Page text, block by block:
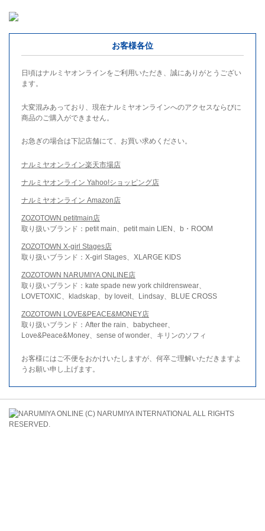
お客様各位
日頃はナルミヤオンラインをご利用いただき、誠にありがとうござい
ます。
大変混みあっており、現在ナルミヤオンラインへのアクセスならびに
商品のご購入ができません。
お急ぎの場合は下記店舗にて、お買い求めください。
ナルミヤオンライン楽天市場店
ナルミヤオンライン Yahoo!ショッピング店
ナルミヤオンライン Amazon店
ZOZOTOWN petitmain店
取り扱いブランド：petit main、petit main LIEN、b・ROOM
ZOZOTOWN X-girl Stages店
取り扱いブランド：X-girl Stages、XLARGE KIDS
ZOZOTOWN NARUMIYA ONLINE店
取り扱いブランド：kate spade new york childrenswear、
LOVETOXIC、kladskap、by loveit、Lindsay、BLUE CROSS
ZOZOTOWN LOVE&PEACE&MONEY店
取り扱いブランド：After the rain、babycheer、
Love&Peace&Money、sense of wonder、キリンのソフィ
お客様にはご不便をおかけいたしますが、何卒ご理解いただきますよ
うお願い申し上げます。